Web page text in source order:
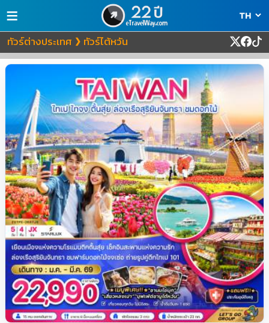
≡
ทัวร์ต่างประเทศ ❯ ทัวร์ไต้หวัน